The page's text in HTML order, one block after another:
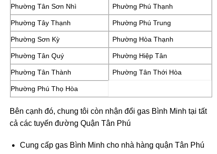
Phường Tân Sơn Nhì Phường Phú Thạnh
Phường Tây Thạnh Phường Phú Trung
Phường Sơn Kỳ Phường Hòa Thạnh
Phường Tân Quý Phường Hiệp Tân
Phường Tân Thành Phường Tân Thới Hòa
Phường Phú Thọ Hòa
Bên cạnh đó, chung tôi còn nhận đổi gas Bình Minh tại tất
cả các tuyến đường Quận Tân Phú
Cung cấp gas Bình Minh cho nhà hàng quận Tân Phú